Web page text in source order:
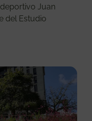
Juan
del Estudio